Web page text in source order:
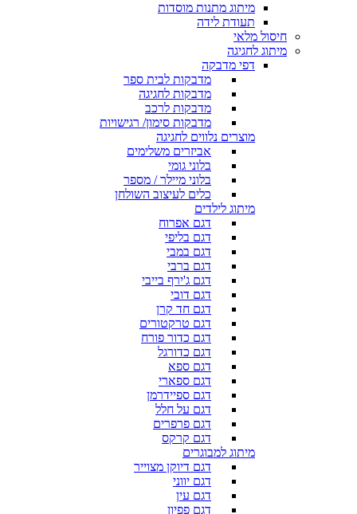
מיתוג מתנות מוסדות
תעודת לידה
חיסול מלאי
מיתוג לחגיגה
דפי מדבקה
מדבקות לבית ספר
מדבקות לחגיגה
מדבקות לרכב
מדבקות סימון/ רגישויות
מוצרים נלווים לחגיגה
אביזרים משלימים
בלוני גומי
בלוני מיילר / מספר
כלים לעיצוב השולחן
מיתוג לילדים
דגם אפרוח
דגם בליפי
דגם במבי
דגם ברבי
דגם ג'ירף בייבי
דגם דובי
דגם חד קרן
דגם טרקטורים
דגם כדור פורח
דגם כדורגל
דגם ספא
דגם ספארי
דגם ספיידרמן
דגם על חלל
דגם פרפרים
דגם קרקס
מיתוג למבוגרים
דגם דיוקן מצוייר
דגם יווני
דגם עין
דגם פפיון